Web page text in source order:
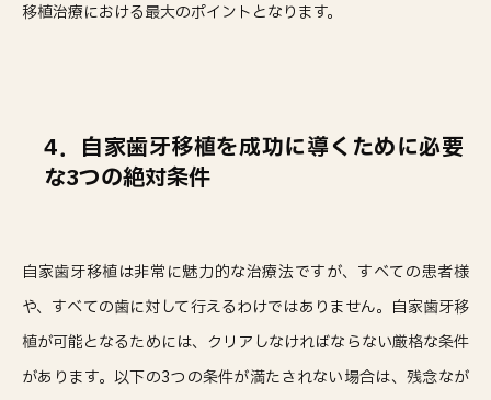
移植治療における最大のポイントとなります。
4．自家歯牙移植を成功に導くために必要
な3つの絶対条件
自家歯牙移植は非常に魅力的な治療法ですが、すべての患者様
や、すべての歯に対して行えるわけではありません。自家歯牙移
植が可能となるためには、クリアしなければならない厳格な条件
があります。以下の3つの条件が満たされない場合は、残念なが